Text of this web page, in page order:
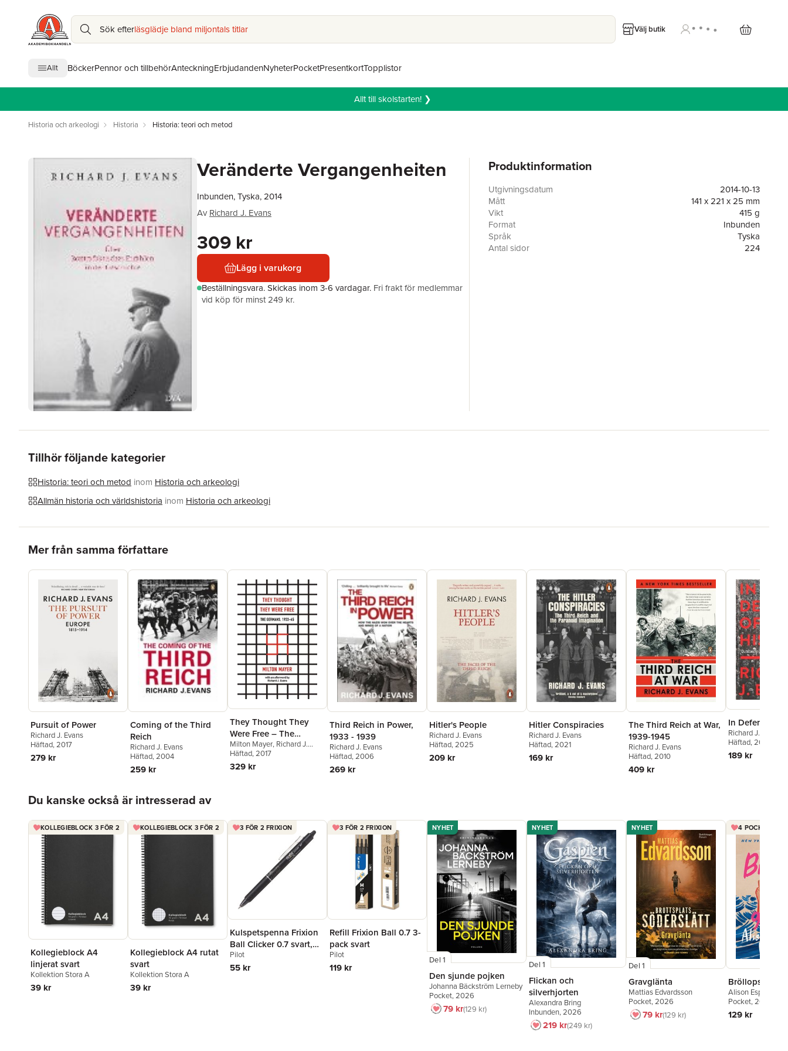
Sök efterläsglädje bland miljontals titlar Välj butik
Allt BöckerPennor och tillbehörAnteckningErbjudandenNyheterPocketPresentkortTopplistor
Allt till skolstarten! ❯
Historia och arkeologi Historia Historia: teori och metod
Veränderte Vergangenheiten
Inbunden, Tyska, 2014
Av Richard J. Evans
309 kr
Lägg i varukorg
Beställningsvara.Skickas inom 3-6 vardagar. Fri frakt för medlemmar
vid köp för minst 249 kr.
Produktinformation
Utgivningsdatum
2014-10-13
Mått
141 x 221 x 25 mm
Vikt
415 g
Format
Inbunden
Språk
Tyska
Antal sidor
224
Tillhör följande kategorier
Historia: teori och metod inom Historia och arkeologi
Allmän historia och världshistoria inom Historia och arkeologi
Mer från samma författare
Pursuit of Power
Richard J. Evans
Häftad, 2017
279 kr
Coming of the Third
Reich
Richard J. Evans
Häftad, 2004
259 kr
They Thought They
Were Free – The
Germans, 1933–45
Milton Mayer, Richard J.
Evans
Häftad, 2017
329 kr
Third Reich in Power,
1933 - 1939
Richard J. Evans
Häftad, 2006
269 kr
Hitler's People
Richard J. Evans
Häftad, 2025
209 kr
Hitler Conspiracies
Richard J. Evans
Häftad, 2021
169 kr
The Third Reich at War,
1939-1945
Richard J. Evans
Häftad, 2010
409 kr
In Defence Of
Richard J. Evans
Häftad, 2018
189 kr
Du kanske också är intresserad av
KOLLEGIEBLOCK 3 FÖR 2
Kollegieblock A4
linjerat svart
Kollektion Stora A
39 kr
KOLLEGIEBLOCK 3 FÖR 2
Kollegieblock A4 rutat
svart
Kollektion Stora A
39 kr
3 FÖR 2 FRIXION
Kulspetspenna Frixion
Ball Clicker 0.7 svart,
raderbar
Pilot
55 kr
3 FÖR 2 FRIXION
Refill Frixion Ball 0.7 3-
pack svart
Pilot
119 kr
NYHET
Del 1
Den sjunde pojken
Johanna Bäckström Lerneby
Pocket, 2026
79 kr129 kr
NYHET
Del 1
Flickan och
silverhjorten
Alexandra Bring
Inbunden, 2026
219 kr249 kr
NYHET
Del 1
Gravglänta
Mattias Edvardsson
Pocket, 2026
79 kr129 kr
4 POCKET FÖR
Alison Espach
Pocket, 2026
129 kr